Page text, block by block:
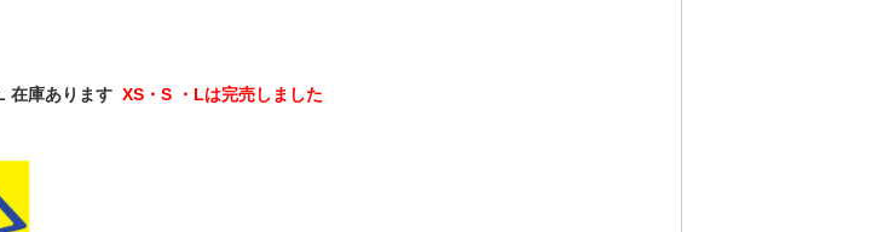
在庫あります XS・S ・Lは完売しました